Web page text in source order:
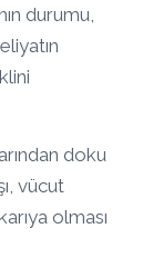
durumu,
doku
vücut
olması